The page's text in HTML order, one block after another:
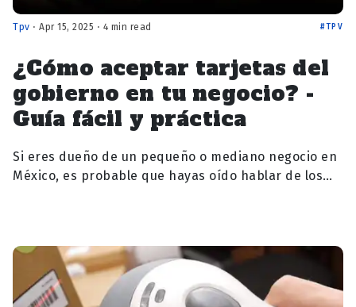
Tpv ⋅ Apr 15, 2025 ⋅ 4 min read TPV
¿Cómo aceptar tarjetas del
gobierno en tu negocio? -
Guía fácil y práctica
Si eres dueño de un pequeño o mediano negocio en
México, es probable que hayas oído hablar de los